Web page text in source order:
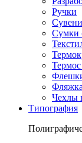
Ручки
Сумки
Чехлы
Типография